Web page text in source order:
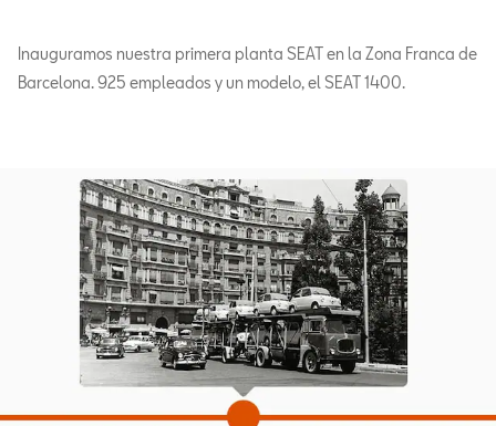
Inauguramos nuestra primera planta SEAT en la Zona Franca de
Barcelona. 925 empleados y un modelo, el SEAT 1400.